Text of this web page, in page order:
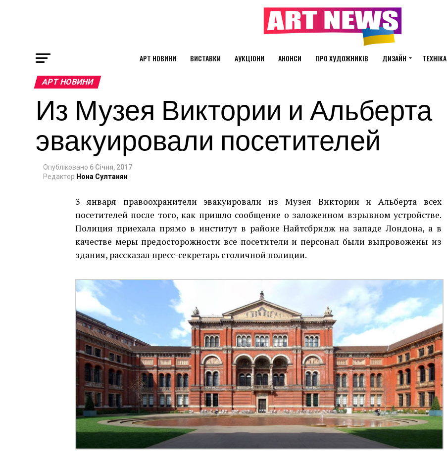
АРТ НОВИНИ ВИСТАВКИ АУКЦІОНИ АНОНСИ ПРО ХУДОЖНИКІВ ДИЗАЙН ТЕХНІКА
АРТ НОВИНИ
Из Музея Виктории и Альберта
эвакуировали посетителей
Опубліковано 6 Січня, 2017
Редактор Нона Султанян
3 января правоохранители эвакуировали из Музея Виктории и Альберта всех
посетителей после того, как пришло сообщение о заложенном взрывном устройстве.
Полиция приехала прямо в институт в районе Найтсбридж на западе Лондона, а в
качестве меры предосторожности все посетители и персонал были выпровожены из
здания, рассказал пресс-секретарь столичной полиции.